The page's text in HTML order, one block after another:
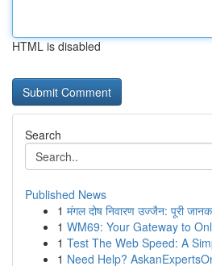
HTML is disabled
Search
Published News
1 मंगल दोष निवारण उज्जैन: पूरी
1 WM69: Your Gateway to
1 Test The Web Speed: A
1 Need Help?